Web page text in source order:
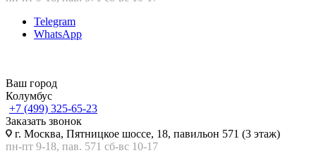
Telegram
WhatsApp
Ваш город
Колумбус
+7 (499) 325-65-23
Заказать звонок
г. Москва, Пятницкое шоссе, 18, павильон 571 (3 этаж)
пн-пт 9-18, пав. 571 сб-вс 10-17